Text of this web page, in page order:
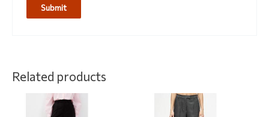
Related products